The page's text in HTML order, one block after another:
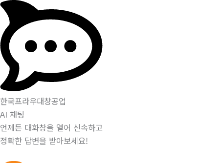
한국프라우대창공업
AI 채팅
언제든 대화창을 열어 신속하고
정확한 답변을 받아보세요!